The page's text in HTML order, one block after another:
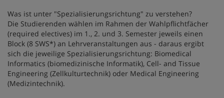
Was ist unter "Spezialisierungsrichtung" zu verstehen?
Die Studierenden wählen im Rahmen der Wahlpflichtfächer
(required electives) im 1., 2. und 3. Semester jeweils einen
Block (8 SWS*) an Lehrveranstaltungen aus - daraus ergibt
sich die jeweilige Spezialisierungsrichtung: Biomedical
Informatics (biomedizinische Informatik), Cell- and Tissue
Engineering (Zellkulturtechnik) oder Medical Engineering
(Medizintechnik).